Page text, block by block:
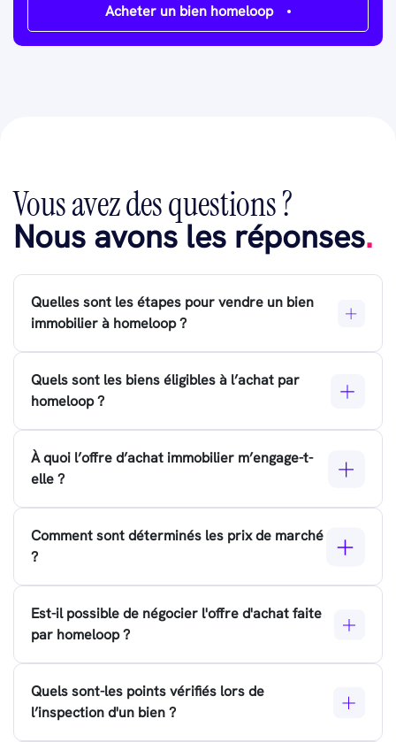
Acheter un bien homeloop
Vous avez des questions ?
Nous avons les réponses.
Quelles sont les étapes pour vendre un bien
immobilier à homeloop ?
Quels sont les biens éligibles à l’achat par
homeloop ?
À quoi l’offre d’achat immobilier m’engage-t-
elle ?
Comment sont déterminés les prix de marché
?
Est-il possible de négocier l'offre d'achat faite
par homeloop ?
Quels sont-les points vérifiés lors de
l’inspection d'un bien ?